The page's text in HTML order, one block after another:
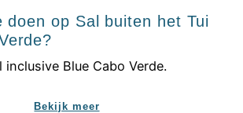
doen op Sal buiten het Tui
Bekijk meer